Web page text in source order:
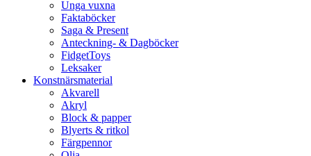
Unga vuxna
Faktaböcker
Saga & Present
Anteckning- & Dagböcker
FidgetToys
Leksaker
Konstnärsmaterial
Akvarell
Akryl
Block & papper
Blyerts & ritkol
Färgpennor